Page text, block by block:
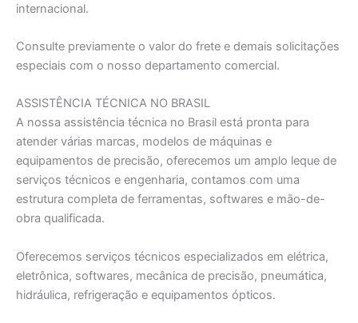
internacional.
Consulte previamente o valor do frete e demais solicitações
especiais com o nosso departamento comercial.
ASSISTÊNCIA TÉCNICA NO BRASIL
A nossa assistência técnica no Brasil está pronta para
atender várias marcas, modelos de máquinas e
equipamentos de precisão, oferecemos um amplo leque de
serviços técnicos e engenharia, contamos com uma
estrutura completa de ferramentas, softwares e māo-de-
obra qualificada.
Oferecemos serviços técnicos especializados em elétrica,
eletrônica, softwares, mecânica de precisão, pneumática,
hidráulica, refrigeração e equipamentos ópticos.